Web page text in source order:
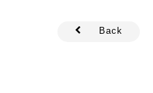
Back